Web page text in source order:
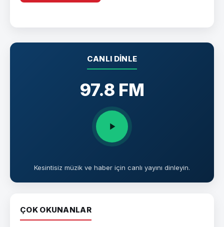
CANLI DINLE
97.8 FM
Kesintisiz müzik ve haber için canlı yayını dinleyin.
ÇOK OKUNANLAR